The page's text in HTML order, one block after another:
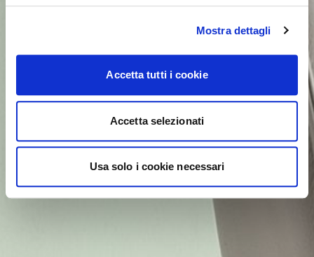
Mostra dettagli
Accetta tutti i cookie
Accetta selezionati
Usa solo i cookie necessari